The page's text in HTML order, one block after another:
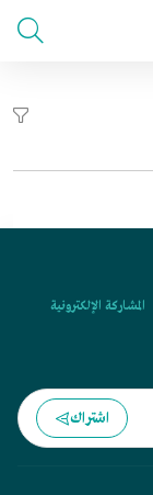
المشاركة الإلكترونية
اشتراك